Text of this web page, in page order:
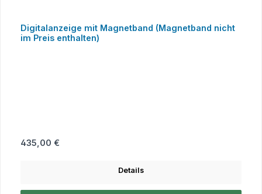
Digitalanzeige mit Magnetband (Magnetband nicht
im Preis enthalten)
Regulärer Preis:
435,00 €
Details